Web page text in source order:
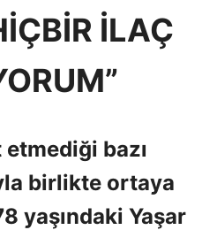
İLAÇ
bazı
birlikte ortaya
yaşındaki Yaşar